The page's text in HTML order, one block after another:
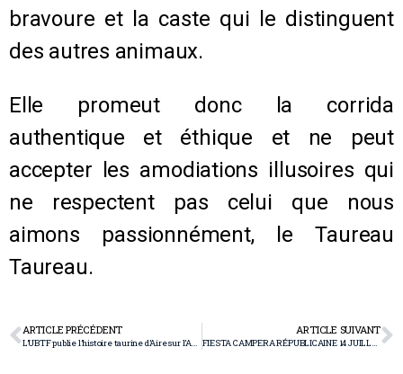
bravoure et la caste qui le distinguent
des autres animaux.
Elle promeut donc la corrida
authentique et éthique et ne peut
accepter les amodiations illusoires qui
ne respectent pas celui que nous
aimons passionnément, le Taureau
Taureau.
ARTICLE PRÉCÉDENT
L’UBTF publie l’histoire taurine d’Aire sur l’Adour
ARTICLE SUIVANT
FIESTA CAMPERA RÉPUBLICAINE 14 JUILLET 2024 – 3e ÉDITION